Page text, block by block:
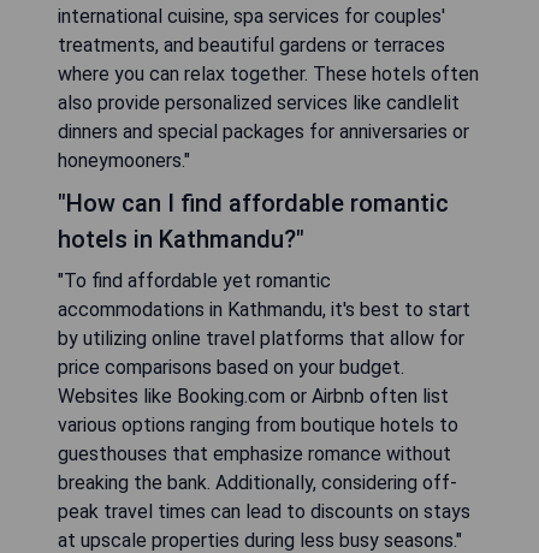
international cuisine, spa services for couples'
treatments, and beautiful gardens or terraces
where you can relax together. These hotels often
also provide personalized services like candlelit
dinners and special packages for anniversaries or
honeymooners."
"How can I find affordable romantic
hotels in Kathmandu?"
"To find affordable yet romantic
accommodations in Kathmandu, it's best to start
by utilizing online travel platforms that allow for
price comparisons based on your budget.
Websites like Booking.com or Airbnb often list
various options ranging from boutique hotels to
guesthouses that emphasize romance without
breaking the bank. Additionally, considering off-
peak travel times can lead to discounts on stays
at upscale properties during less busy seasons."